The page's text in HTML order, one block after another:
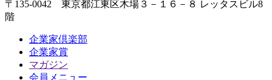
〒135-0042 東京都江東区木場３－１６－８ レッタスビル8
階
企業家倶楽部
企業家賞
マガジン
会員メニュー